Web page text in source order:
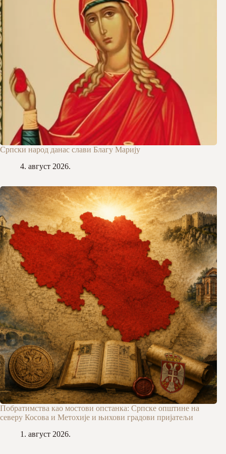
Српски народ данас слави Благу Марију
4. август 2026.
Побратимства као мостови опстанка: Српске општине на
северу Косова и Метохије и њихови градови пријатељи
1. август 2026.